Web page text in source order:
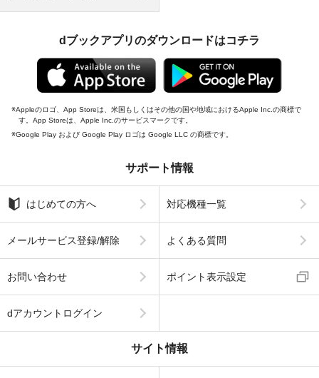
dブックアプリのダウンロードはコチラ
Appleのロゴ、App Storeは、米国もしくはその他の国や地域におけるApple Inc.の商標で
す。App Storeは、Apple Inc.のサービスマークです。
Google Play および Google Play ロゴは Google LLC の商標です。
サポート情報
はじめての方へ 対応機種一覧
メールサービス登録/解除 よくある質問
お問い合わせ ポイント表示設定
dアカウントログイン
サイト情報